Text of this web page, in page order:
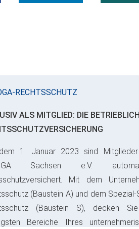
RECHTSSCHUTZ
ALS MITGLIED: DIE
1. Januar 2023 sind
Sachsen e.V.
Mit dem
(Baustein A) und dem Spezial-
(Baustein S), decken
Bereiche Ihres